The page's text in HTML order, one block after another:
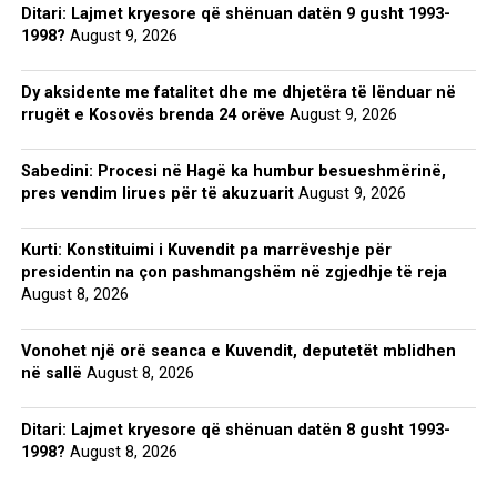
Ditari: Lajmet kryesore që shënuan datën 9 gusht 1993-
1998? August 9, 2026
Dy aksidente me fatalitet dhe me dhjetëra të lënduar në
rrugët e Kosovës brenda 24 orëve August 9, 2026
Sabedini: Procesi në Hagë ka humbur besueshmërinë,
pres vendim lirues për të akuzuarit August 9, 2026
Kurti: Konstituimi i Kuvendit pa marrëveshje për
presidentin na çon pashmangshëm në zgjedhje të reja
August 8, 2026
Vonohet një orë seanca e Kuvendit, deputetët mblidhen
në sallë August 8, 2026
Ditari: Lajmet kryesore që shënuan datën 8 gusht 1993-
1998? August 8, 2026